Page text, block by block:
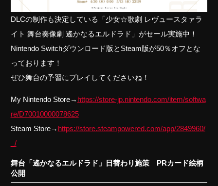
DLCの制作も決定している「少女☆歌劇 レヴュースタァラ
イト 舞台奏像劇 遙かなるエルドラド」がセール実施中！
Nintendo Switchダウンロード版とSteam版が50％オフとな
っております！
ぜひ舞台の予習にプレイしてくださいね！
My Nintendo Store→ https://store-jp.nintendo.com/item/softwa
re/D70010000078625
Steam Store→ https://store.steampowered.com/app/2849960/
_/
舞台「遙かなるエルドラド」日替わり施策 PRカード絵柄
公開